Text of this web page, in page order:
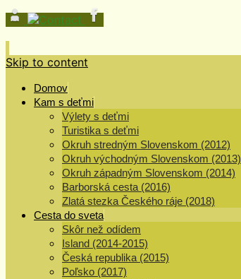
Skip to content
Domov
Kam s deťmi
Výlety s deťmi
Turistika s deťmi
Okruh stredným Slovenskom (2012)
Okruh východným Slovenskom (2013)
Okruh západným Slovenskom (2014)
Barborská cesta (2016)
Zlatá stezka Českého ráje (2018)
Cesta do sveta
Skôr než odídem
Island (2014-2015)
Česká republika (2015)
Poľsko (2017)